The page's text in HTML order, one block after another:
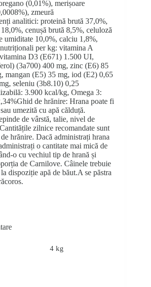
(0,01%), merișoare
zmeură
analitici: proteină brută 37,0%,
cenușă brută 8,5%, celuloză
umiditate 10,0%, calciu 1,8%,
per kg: vitamina A
D3 (E671) 1.500 UI,
(3a700) 400 mg, zinc (E6) 85
mangan (E5) 35 mg, iod (E2) 0,65
seleniu (3b8.10) 0,25
3.900 kcal/kg, Omega 3:
de hrănire: Hrana poate fi
umezită cu apă călduță.
de vârstă, talie, nivel de
zilnice recomandate sunt
hrănire. Dacă administrați hrana
o cantitate mai mică de
o cu vechiul tip de hrană și
de Carnilove. Câinele trebuie
dispoziție apă de băut.A se păstra
4 kg